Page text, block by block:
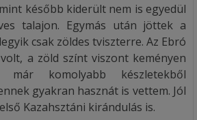
később kiderült nem is egyedül
talajon. Egymás után jöttek a
csak zöldes tviszterre. Az Ebró
a zöld színt viszont keményen
már komolyabb készletekből
gyakran hasznát is vettem. Jól
Kazahsztáni kirándulás is.